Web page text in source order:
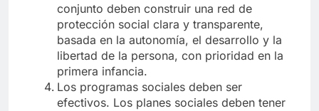
conjunto deben construir una red de
protección social clara y transparente,
basada en la autonomía, el desarrollo y la
libertad de la persona, con prioridad en la
primera infancia.
Los programas sociales deben ser
efectivos. Los planes sociales deben tener